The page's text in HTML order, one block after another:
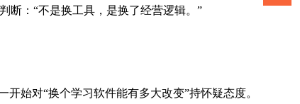
断：“不是换工具，是换了经营逻辑。”
始对“换个学习软件能有多大改变”持怀疑态度。